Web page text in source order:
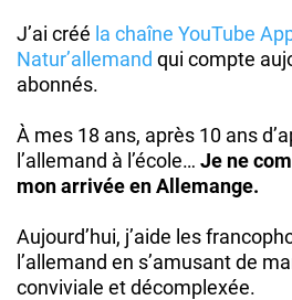
J’ai créé la chaîne YouTube
Natur’allemand qui compte
abonnés.
À mes 18 ans, après 10 ans
l’allemand à l’école… Je ne
mon arrivée en Allemange.
Aujourd’hui, j’aide les
l’allemand en s’amusant de
conviviale et décomplexée.